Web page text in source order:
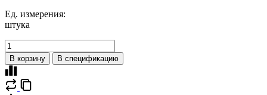
Ед. измерения:
штука
В корзину В спецификацию